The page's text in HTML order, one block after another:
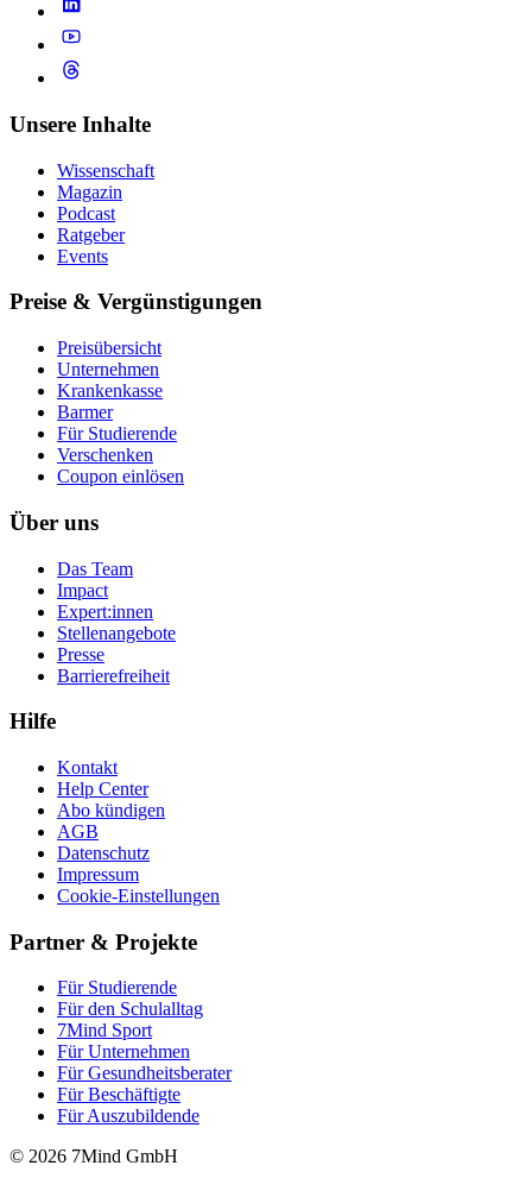
Unsere Inhalte
Wissenschaft
Magazin
Podcast
Ratgeber
Events
Preise & Vergünstigungen
Preisübersicht
Unternehmen
Krankenkasse
Barmer
Für Studierende
Ver­schen­ken
Coupon einlösen
Über uns
Das Team
Impact
Expert:innen
Stellenangebote
Presse
Barrierefreiheit
Hilfe
Kontakt
Help Center
Abo kündigen
AGB
Datenschutz
Impressum
Cookie-Einstellungen
Partner & Projekte
Für Stu­die­rende
Für den Schulalltag
7Mind Sport
Für Unter­neh­men
Für Gesund­heits­be­ra­ter
Für Beschäftigte
Für Auszubildende
© 2026 7Mind GmbH